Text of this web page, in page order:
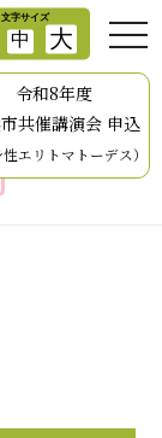
令和8年度
共催講演会 申込
性エリトマトーデス）